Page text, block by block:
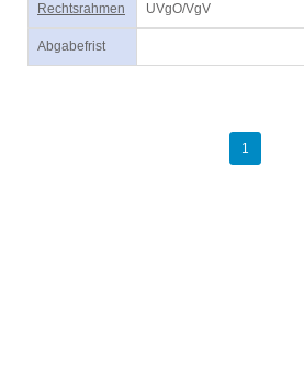
Rechtsrahmen UVgO/VgV
Abgabefrist
1